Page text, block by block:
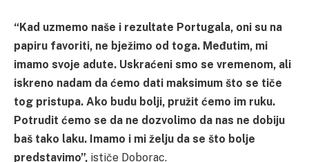
“Kad uzmemo naše i rezultate Portugala, oni su na
papiru favoriti, ne bježimo od toga. Međutim, mi
imamo svoje adute. Uskraćeni smo se vremenom, ali
iskreno nadam da ćemo dati maksimum što se tiče
tog pristupa. Ako budu bolji, pružit ćemo im ruku.
Potrudit ćemo se da ne dozvolimo da nas ne dobiju
baš tako laku. Imamo i mi želju da se što bolje
predstavimo”, ističe Doborac.